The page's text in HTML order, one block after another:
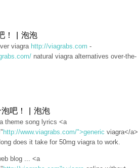
！ | 泡泡
viagra http://viagrabs.com -
natural viagra alternatives over-the-
泡吧！ | 泡泡
theme song lyrics <a
http://www.viagrabs.com/">generic viagra</a>
does it take for 50mg viagra to work.
blog ... <a